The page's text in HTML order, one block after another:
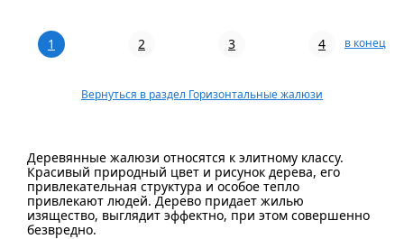
1 2 3 4 в конец
Вернуться в раздел Горизонтальные жалюзи
Деревянные жалюзи относятся к элитному классу.
Красивый природный цвет и рисунок дерева, его
привлекательная структура и особое тепло
привлекают людей. Дерево придает жилью
изящество, выглядит эффектно, при этом совершенно
безвредно.